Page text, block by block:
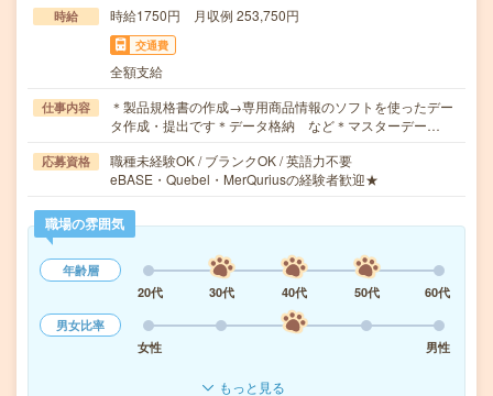
時給 時給1750円 月収例 253,750円
交通費
全額支給
仕事内容
＊製品規格書の作成→専用商品情報のソフトを使ったデー
タ作成・提出です＊データ格納 など＊マスターデー…
応募資格
職種未経験OK / ブランクOK / 英語力不要
eBASE・Quebel・MerQuriusの経験者歓迎★
職場の雰囲気
年齢層
20代
30代 40代 50代
60代
男女比率
女性
男性
もっと見る